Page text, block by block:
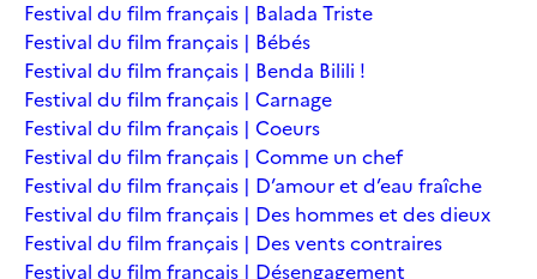
Festival du film français | Balada Triste
Festival du film français | Bébés
Festival du film français | Benda Bilili !
Festival du film français | Carnage
Festival du film français | Coeurs
Festival du film français | Comme un chef
Festival du film français | D’amour et d’eau fraîche
Festival du film français | Des hommes et des dieux
Festival du film français | Des vents contraires
Festival du film français | Désengagement